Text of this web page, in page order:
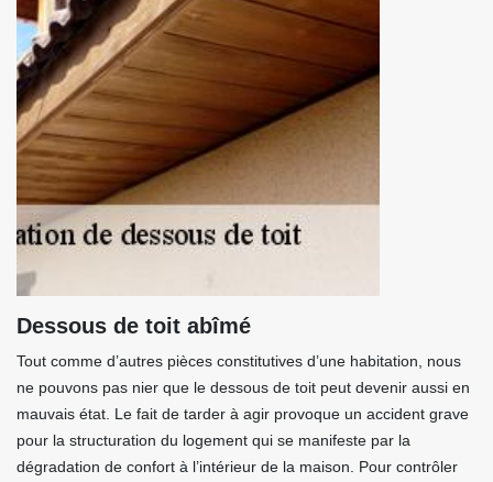
Dessous de toit abîmé
Tout comme d’autres pièces constitutives d’une habitation, nous
ne pouvons pas nier que le dessous de toit peut devenir aussi en
mauvais état. Le fait de tarder à agir provoque un accident grave
pour la structuration du logement qui se manifeste par la
dégradation de confort à l’intérieur de la maison. Pour contrôler